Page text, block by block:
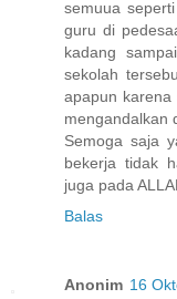
semuua
guru di
kadang
sekolah
apapun karena
mengandalkan
Semoga saja
bekerja tidak
juga pada
Balas
Anonim 16